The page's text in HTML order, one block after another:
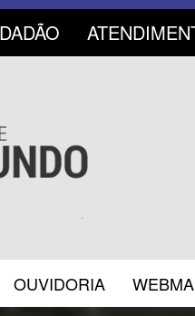
OUVIDORIA